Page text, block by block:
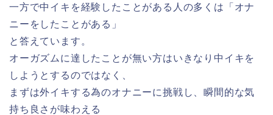
一方で中イキを経験したことがある人の多くは「オナ
ニーをしたことがある」
と答えています。
オーガズムに達したことが無い方はいきなり中イキを
しようとするのではなく、
まずは外イキする為のオナニーに挑戦し、瞬間的な気
持ち良さが味わえる